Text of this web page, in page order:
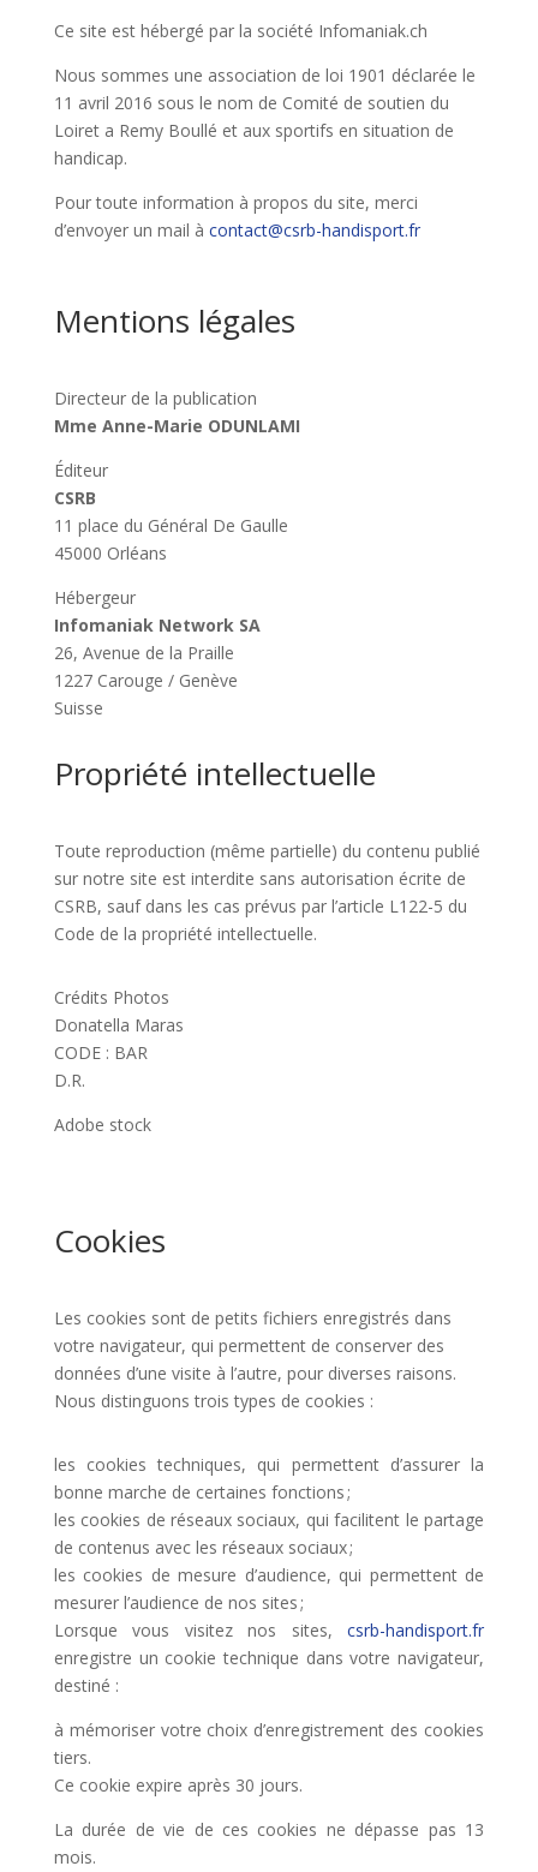
Ce site est hébergé par la société Infomaniak.ch
Nous sommes une association de loi 1901 déclarée le
11 avril 2016 sous le nom de Comité de soutien du
Loiret a Remy Boullé et aux sportifs en situation de
handicap.
Pour toute information à propos du site, merci
d’envoyer un mail à contact@csrb-handisport.fr
Mentions légales
Directeur de la publication
Mme Anne-Marie ODUNLAMI
Éditeur
CSRB
11 place du Général De Gaulle
45000 Orléans
Hébergeur
Infomaniak Network SA
26, Avenue de la Praille
1227 Carouge / Genève
Suisse
Propriété intellectuelle
Toute reproduction (même partielle) du contenu publié
sur notre site est interdite sans autorisation écrite de
CSRB, sauf dans les cas prévus par l’article L122-5 du
Code de la propriété intellectuelle.
Crédits Photos
Donatella Maras
CODE : BAR
D.R.
Adobe stock
Cookies
Les cookies sont de petits fichiers enregistrés dans
votre navigateur, qui permettent de conserver des
données d’une visite à l’autre, pour diverses raisons.
Nous distinguons trois types de cookies :
les cookies techniques, qui permettent d’assurer la
bonne marche de certaines fonctions ;
les cookies de réseaux sociaux, qui facilitent le partage
de contenus avec les réseaux sociaux ;
les cookies de mesure d’audience, qui permettent de
mesurer l’audience de nos sites ;
Lorsque vous visitez nos sites,csrb-handisport.fr
enregistre un cookie technique dans votre navigateur,
destiné :
à mémoriser votre choix d’enregistrement des cookies
tiers.
Ce cookie expire après 30 jours.
La durée de vie de ces cookies ne dépasse pas 13
mois.